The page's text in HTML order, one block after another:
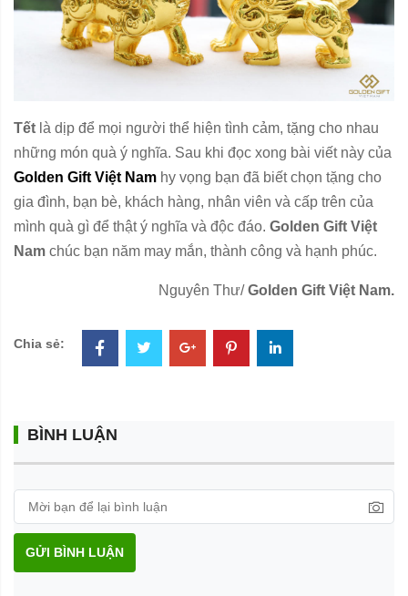
Tết là dịp để mọi người thể hiện tình cảm, tặng cho nhau
những món quà ý nghĩa. Sau khi đọc xong bài viết này của
Golden Gift Việt Nam hy vọng bạn đã biết chọn tặng cho
gia đình, bạn bè, khách hàng, nhân viên và cấp trên của
mình quà gì để thật ý nghĩa và độc đáo. Golden Gift Việt
Nam chúc bạn năm may mắn, thành công và hạnh phúc.
Nguyên Thư/Golden Gift Việt Nam.
Chia sẻ:
BÌNH LUẬN
GỬI BÌNH LUẬN